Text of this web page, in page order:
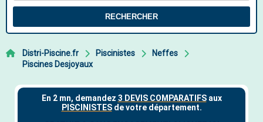
RECHERCHER
Distri-Piscine.fr Piscinistes
Neffes
Piscines Desjoyaux